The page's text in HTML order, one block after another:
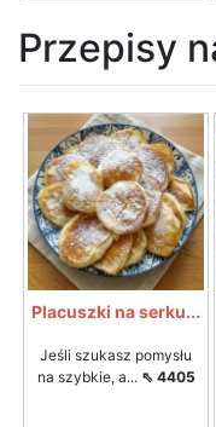
Przepisy
Placuszki na serku...
Jeśli szukasz pomysłu
na szybkie, a... ⇖ 4405